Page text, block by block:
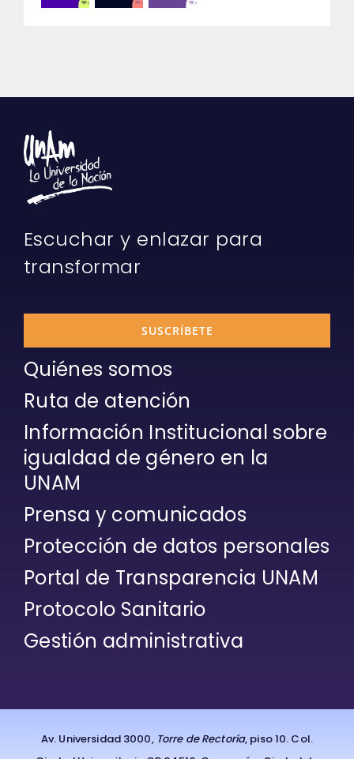
Escuchar y enlazar para
transformar
SUSCRÍBETE
Quiénes somos
Ruta de atención
Información Institucional sobre
igualdad de género en la
UNAM
Prensa y comunicados
Protección de datos personales
Portal de Transparencia UNAM
Protocolo Sanitario
Gestión administrativa
Av. Universidad 3000, Torre de Rectoría, piso 10. Col.